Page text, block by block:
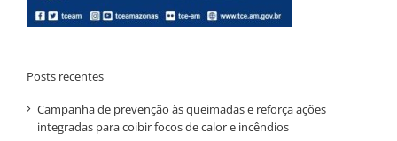
Posts recentes
Campanha de prevenção às queimadas e reforça ações
integradas para coibir focos de calor e incêndios